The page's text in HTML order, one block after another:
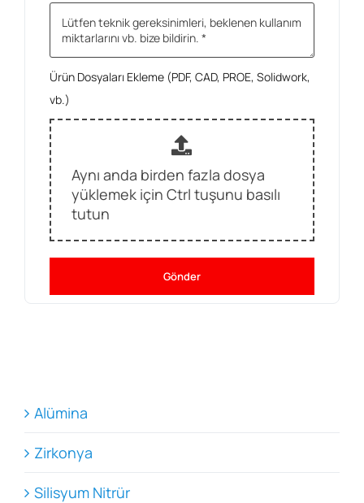
Ürün Dosyaları Ekleme (PDF, CAD, PROE, Solidwork,
vb.)
Aynı anda birden fazla dosya
yüklemek için Ctrl tuşunu basılı
tutun
Gönder
Alümina
Zirkonya
Silisyum Nitrür